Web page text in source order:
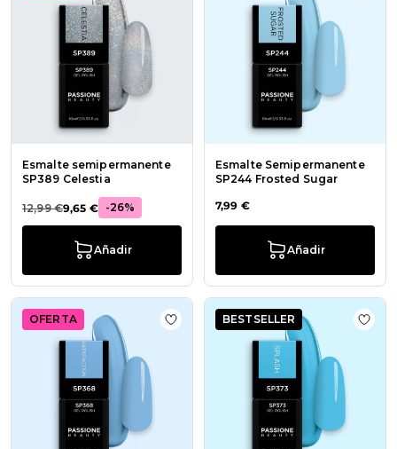
Esmalte semipermanente
SP389 Celestia
12,99 €9,65 € -26%
Añadir
Esmalte Semipermanente
SP244 Frosted Sugar
7,99 €
Añadir
OFERTA Añadir a la lista de deseos
BESTSELLER